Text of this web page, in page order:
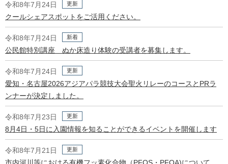
令和8年7月24日 更新
クールシェアスポットをご活用ください。
令和8年7月24日 新着
公民館特別講座 ぬか床造り体験の受講者を募集します。
令和8年7月24日 更新
愛知・名古屋2026アジアパラ競技大会聖火リレーのコースとPRラ
ンナーが決定しました。
令和8年7月23日 更新
8月4日・5日に入園情報を知ることができるイベントを開催します
令和8年7月21日 更新